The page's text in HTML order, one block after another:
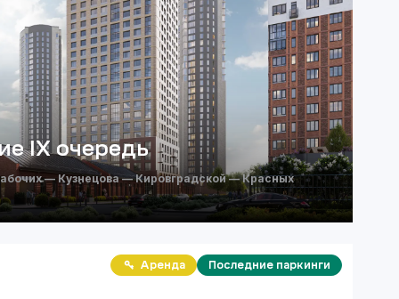
IX очередь
— Кузнецова — Кировградской — Красных
Аренда Последние паркинги